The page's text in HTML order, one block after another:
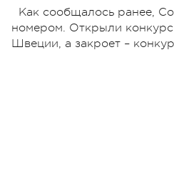
Как сообщалось ранее,
номером. Открыли конкурс
Швеции, а закроет –